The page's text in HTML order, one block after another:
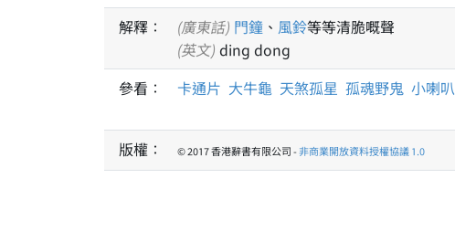
解釋：
(廣東話) 門鐘 、 風鈴等等清脆嘅聲
(英文) ding dong
參看：
卡通片 大牛龜 天煞孤星 孤魂野鬼 小喇叭
版權： © 2017 香港辭書有限公司 -非商業開放資料授權協議 1.0